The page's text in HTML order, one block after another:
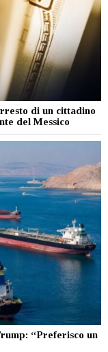
di un cittadino
del Messico
“Preferisco un